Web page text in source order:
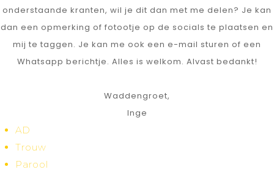
onderstaande kranten, wil je dit dan met me delen? Je kan
dan een opmerking of fotootje op de socials te plaatsen en
mij te taggen. Je kan me ook een e-mail sturen of een
Whatsapp berichtje. Alles is welkom. Alvast bedankt!
Waddengroet,
Inge
AD
Trouw
Parool